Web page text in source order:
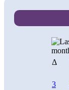
Δ
3